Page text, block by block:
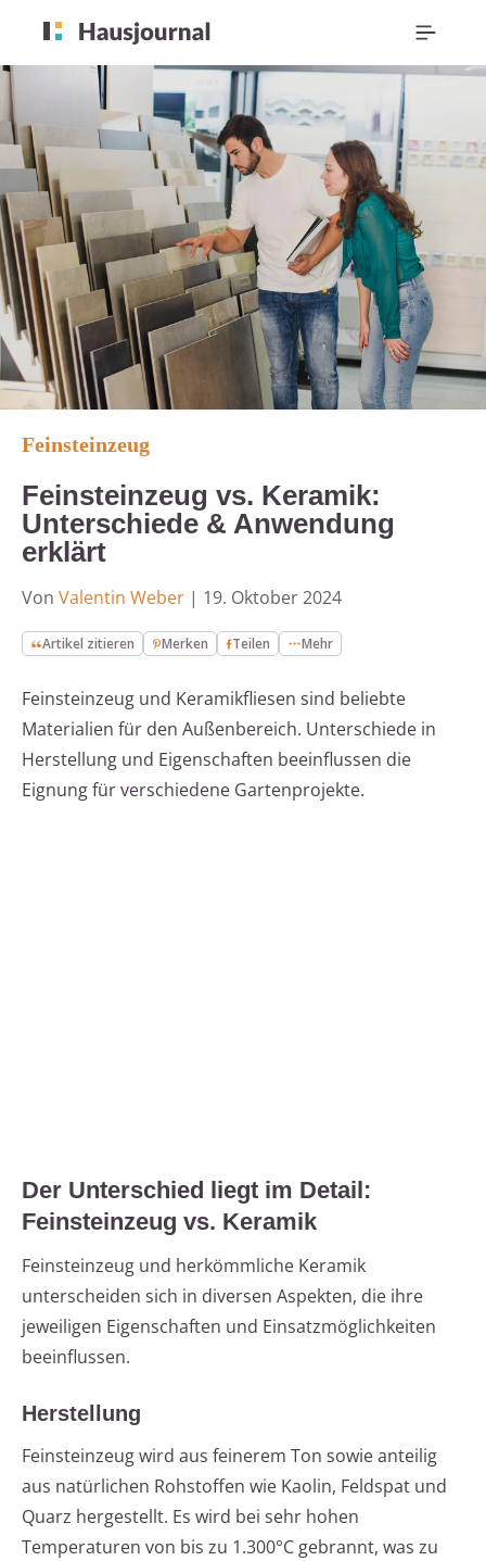
Feinsteinzeug
Feinsteinzeug vs. Keramik:
Unterschiede & Anwendung
erklärt
Von Valentin Weber | 19. Oktober 2024
Artikel zitieren Merken Teilen Mehr
Feinsteinzeug und Keramikfliesen sind beliebte
Materialien für den Außenbereich. Unterschiede in
Herstellung und Eigenschaften beeinflussen die
Eignung für verschiedene Gartenprojekte.
Der Unterschied liegt im Detail:
Feinsteinzeug vs. Keramik
Feinsteinzeug und herkömmliche Keramik
unterscheiden sich in diversen Aspekten, die ihre
jeweiligen Eigenschaften und Einsatzmöglichkeiten
beeinflussen.
Herstellung
Feinsteinzeug wird aus feinerem Ton sowie anteilig
aus natürlichen Rohstoffen wie Kaolin, Feldspat und
Quarz hergestellt. Es wird bei sehr hohen
Temperaturen von bis zu 1.300°C gebrannt, was zu